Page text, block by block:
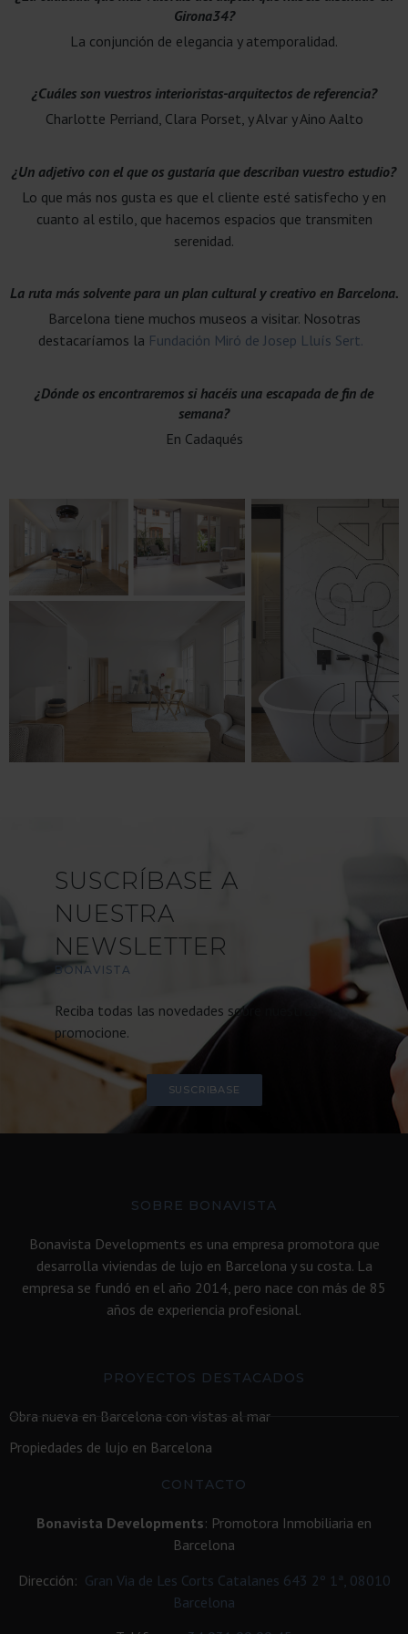
Girona34?
La conjunción de elegancia y atemporalidad.
¿Cuáles son vuestros interioristas-arquitectos de referencia?
Charlotte Perriand, Clara Porset, y Alvar y Aino Aalto
¿Un adjetivo con el que os gustaría que describan vuestro estudio?
Lo que más nos gusta es que el cliente esté satisfecho y en
cuanto al estilo, que hacemos espacios que transmiten
serenidad.
La ruta más solvente para un plan cultural y creativo en Barcelona.
Barcelona tiene muchos museos a visitar. Nosotras
destacaríamos la Fundación Miró de Josep Lluís Sert.
¿Dónde os encontraremos si hacéis una escapada de fin de
semana?
En Cadaqués
SUSCRÍBASE A
NUESTRA
NEWSLETTER
BONAVISTA
Reciba todas las novedades sobre nuestras
promocione.
SUSCRIBASE
SOBRE BONAVISTA
Bonavista Developments es una empresa promotora que
desarrolla viviendas de lujo en Barcelona y su costa. La
empresa se fundó en el año 2014, pero nace con más de 85
años de experiencia profesional.
PROYECTOS DESTACADOS
Obra nueva en Barcelona con vistas al mar
Propiedades de lujo en Barcelona
CONTACTO
Bonavista Developments: Promotora Inmobiliaria en
Barcelona
Dirección: Gran Via de Les Corts Catalanes 643 2º 1ª, 08010
Barcelona